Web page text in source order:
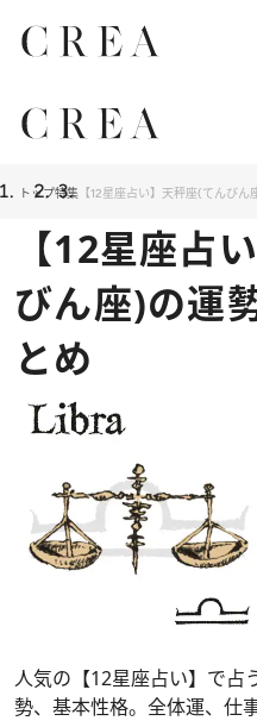
トップ特集 【12星座占い】天秤座(てんび
【12星座占
びん座)の運
とめ
人気の【12星座占い】で占
勢、基本性格。全体運、仕